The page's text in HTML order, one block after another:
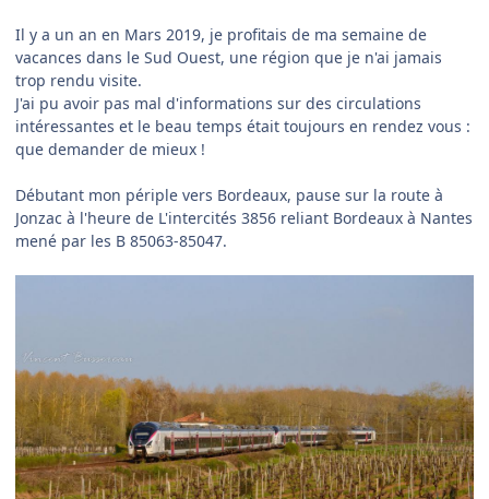
Il y a un an en Mars 2019, je profitais de ma semaine de
vacances dans le Sud Ouest, une région que je n'ai jamais
trop rendu visite.
J'ai pu avoir pas mal d'informations sur des circulations
intéressantes et le beau temps était toujours en rendez vous :
que demander de mieux !
Débutant mon périple vers Bordeaux, pause sur la route à
Jonzac à l'heure de L'intercités 3856 reliant Bordeaux à Nantes
mené par les B 85063-85047.